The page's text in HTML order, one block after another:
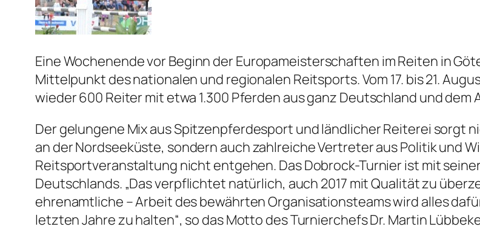
Eine Wochenende vor Beginn der Europameisterschaften im Reiten in
Mittelpunkt des nationalen und regionalen Reitsports. Vom 17. bis 21.
wieder 600 Reiter mit etwa 1.300 Pferden aus ganz Deutschland und dem
Der gelungene Mix aus Spitzenpferdesport und ländlicher Reiterei sorgt
an der Nordseeküste, sondern auch zahlreiche Vertreter aus Politik und
Reitsportveranstaltung nicht entgehen. Das Dobrock-Turnier ist mit
Deutschlands. „Das verpflichtet natürlich, auch 2017 mit Qualität zu
ehrenamtliche – Arbeit des bewährten Organisationsteams wird alles
letzten Jahre zu halten“, so das Motto des Turnierchefs Dr. Martin